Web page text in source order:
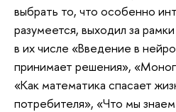
выбрать то, что особенно
разумеется, выходил за
в их числе «Введение в
принимает решения»,
«Как математика спасает
потребителя», «Что мы